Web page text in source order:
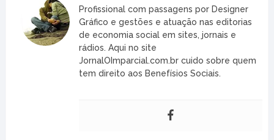
Profissional com passagens por Designer
Gráfico e gestões e atuação nas editorias
de economia social em sites, jornais e
rádios. Aqui no site
JornalOImparcial.com.br cuido sobre quem
tem direito aos Benefísios Sociais.